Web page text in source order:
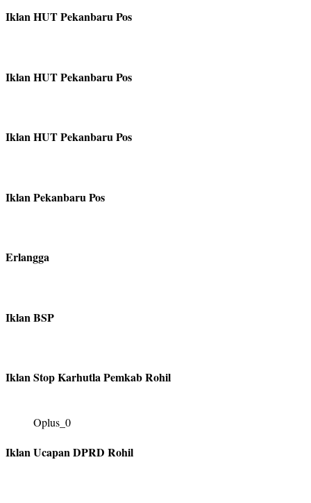
Iklan HUT Pekanbaru Pos
Iklan HUT Pekanbaru Pos
Iklan HUT Pekanbaru Pos
Iklan Pekanbaru Pos
Erlangga
Iklan BSP
Iklan Stop Karhutla Pemkab Rohil
Oplus_0
Iklan Ucapan DPRD Rohil